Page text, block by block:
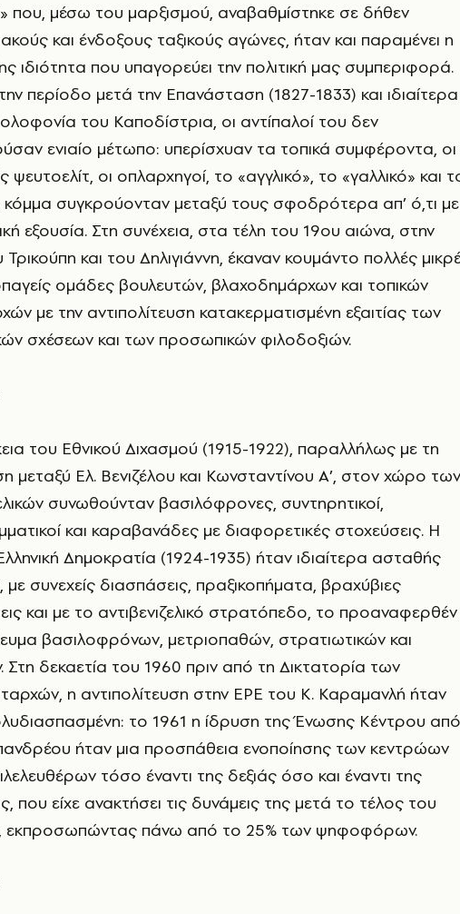
που, μέσω του μαρξισμού, αναβαθμίστηκε σε δήθεν
και ένδοξους ταξικούς αγώνες, ήταν και παραμένει η
ιδιότητα που υπαγορεύει την πολιτική μας συμπεριφορά.
περίοδο μετά την Επανάσταση (1827-1833) και ιδιαίτερα
του Καποδίστρια, οι αντίπαλοί του δεν
ενιαίο μέτωπο: υπερίσχυαν τα τοπικά συμφέροντα, οι
ψευτοελίτ, οι οπλαρχηγοί, το «αγγλικό», το «γαλλικό» και
κόμμα συγκρούονταν μεταξύ τους σφοδρότερα απ’ ό,τι με
εξουσία. Στη συνέχεια, στα τέλη του 19ου αιώνα, στην
και του Δηλιγιάννη, έκαναν κουμάντο πολλές
ομάδες βουλευτών, βλαχοδημάρχων και τοπικών
με την αντιπολίτευση κατακερματισμένη εξαιτίας των
σχέσεων και των προσωπικών φιλοδοξιών.
του Εθνικού Διχασμού (1915-1922), παραλλήλως με τη
μεταξύ Ελ. Βενιζέλου και Κωνσταντίνου Α’, στον χώρο των
συνωθούνταν βασιλόφρονες, συντηρητικοί,
και καραβανάδες με διαφορετικές στοχεύσεις. Η
Δημοκρατία (1924-1935) ήταν ιδιαίτερα ασταθής
με συνεχείς διασπάσεις, πραξικοπήματα, βραχύβιες
και με το αντιβενιζελικό στρατόπεδο, το προαναφερθέν
βασιλοφρόνων, μετριοπαθών, στρατιωτικών και
Στη δεκαετία του 1960 πριν από τη Δικτατορία των
η αντιπολίτευση στην ΕΡΕ του Κ. Καραμανλή ήταν
το 1961 η ίδρυση της Ένωσης Κέντρου από
ήταν μια προσπάθεια ενοποίησης των κεντρώων
τόσο έναντι της δεξιάς όσο και έναντι της
που είχε ανακτήσει τις δυνάμεις της μετά το τέλος του
εκπροσωπώντας πάνω από το 25% των ψηφοφόρων.